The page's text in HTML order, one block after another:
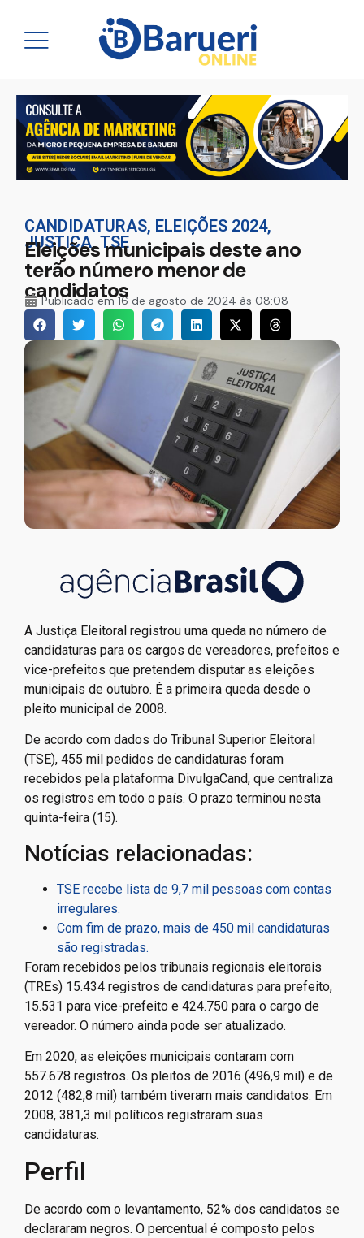
CANDIDATURAS, ELEIÇÕES 2024,
JUSTIÇA,TSE
Eleições municipais deste ano
terão número menor de
candidatos
Publicado em16 de agosto de 2024 às 08:08
A Justiça Eleitoral registrou uma queda no número de
candidaturas para os cargos de vereadores, prefeitos e
vice-prefeitos que pretendem disputar as eleições
municipais de outubro. É a primeira queda desde o
pleito municipal de 2008.
De acordo com dados do Tribunal Superior Eleitoral
(TSE), 455 mil pedidos de candidaturas foram
recebidos pela plataforma DivulgaCand, que centraliza
os registros em todo o país. O prazo terminou nesta
quinta-feira (15).
Notícias relacionadas:
TSE recebe lista de 9,7 mil pessoas com contas
irregulares.
Com fim de prazo, mais de 450 mil candidaturas
são registradas.
Foram recebidos pelos tribunais regionais eleitorais
(TREs) 15.434 registros de candidaturas para prefeito,
15.531 para vice-prefeito e 424.750 para o cargo de
vereador. O número ainda pode ser atualizado.
Em 2020, as eleições municipais contaram com
557.678 registros. Os pleitos de 2016 (496,9 mil) e de
2012 (482,8 mil) também tiveram mais candidatos. Em
2008, 381,3 mil políticos registraram suas
candidaturas.
Perfil
De acordo com o levantamento, 52% dos candidatos se
declararam negros. O percentual é composto pelos